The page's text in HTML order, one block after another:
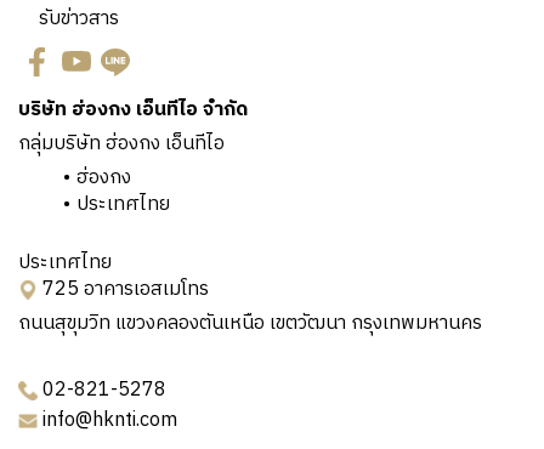
รับข่าวสาร
บริษัท ฮ่องกง เอ็นทีไอ จำกัด
กลุ่มบริษัท ฮ่องกง เอ็นทีไอ
ฮ่องกง
ประเทศไทย
ประเทศไทย
725 อาคารเอสเมโทร
ถนนสุขุมวิท แขวงคลองตันเหนือ เขตวัฒนา กรุงเทพมหานคร
02-821-5278
info@hknti.com